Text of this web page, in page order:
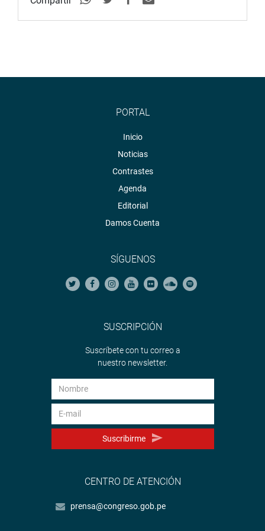
programadas por la festividad de la Virgen Inmaculada
Por su parte, la congresista Katy Ugarte realizó una visita
inopinada al zoológico de Huancayo, donde constató -in
situ- las condiciones en que se viene llevando la estancia
PORTAL
Inicio
Noticias
Contrastes
Agenda
Editorial
Damos Cuenta
SÍGUENOS
SUSCRIPCIÓN
Suscríbete con tu correo a
nuestro newsletter.
Suscribirme
CENTRO DE ATENCIÓN
prensa@congreso.gob.pe